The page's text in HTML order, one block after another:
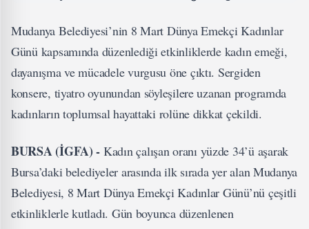
Mudanya Belediyesi’nin 8 Mart Dünya Emekçi Kadınlar
Günü kapsamında düzenlediği etkinliklerde kadın emeği,
dayanışma ve mücadele vurgusu öne çıktı. Sergiden
konsere, tiyatro oyunundan söyleşilere uzanan programda
kadınların toplumsal hayattaki rolüne dikkat çekildi.
BURSA (İGFA) - Kadın çalışan oranı yüzde 34’ü aşarak
Bursa’daki belediyeler arasında ilk sırada yer alan Mudanya
Belediyesi, 8 Mart Dünya Emekçi Kadınlar Günü’nü çeşitli
etkinliklerle kutladı. Gün boyunca düzenlenen